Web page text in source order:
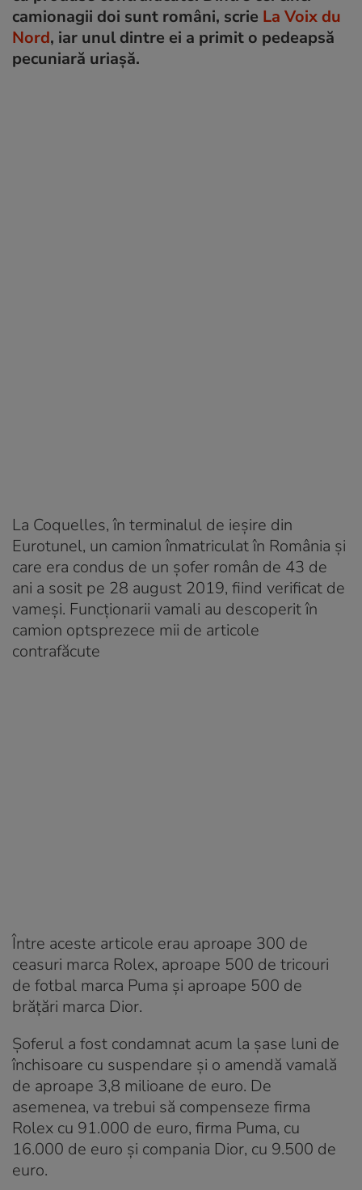
camionagii doi sunt români, scrie La Voix du
Nord, iar unul dintre ei a primit o pedeapsă
pecuniară uriașă.
La Coquelles, în terminalul de ieșire din
Eurotunel, un camion înmatriculat în România și
care era condus de un șofer român de 43 de
ani a sosit pe 28 august 2019, fiind verificat de
vameși. Funcționarii vamali au descoperit în
camion optsprezece mii de articole
contrafăcute
Între aceste articole erau aproape 300 de
ceasuri marca Rolex, aproape 500 de tricouri
de fotbal marca Puma și aproape 500 de
brățări marca Dior.
Șoferul a fost condamnat acum la șase luni de
închisoare cu suspendare și o amendă vamală
de aproape 3,8 milioane de euro. De
asemenea, va trebui să compenseze firma
Rolex cu 91.000 de euro, firma Puma, cu
16.000 de euro și compania Dior, cu 9.500 de
euro.